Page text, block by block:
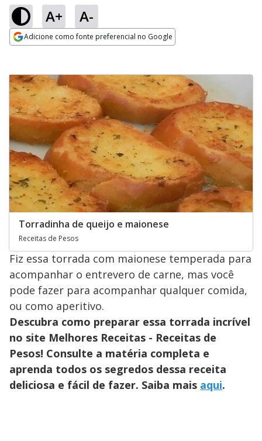
A+ A-
Adicione como fonte preferencial no Google
Torradinha de queijo e maionese
Receitas de Pesos
Fiz essa torrada com maionese temperada para
acompanhar o entrevero de carne, mas você
pode fazer para acompanhar qualquer comida,
ou como aperitivo.
Descubra como preparar essa torrada incrível
no site Melhores Receitas - Receitas de
Pesos! Consulte a matéria completa e
aprenda todos os segredos dessa receita
deliciosa e fácil de fazer. Saiba mais aqui.